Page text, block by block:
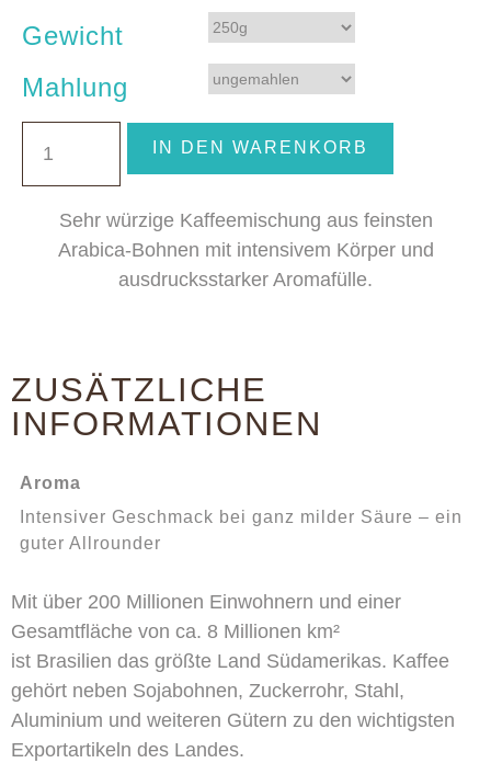
Gewicht
Mahlung
IN DEN WARENKORB
Sehr würzige Kaffeemischung aus feinsten
Arabica-Bohnen mit intensivem Körper und
ausdrucksstarker Aromafülle.
ZUSÄTZLICHE
INFORMATIONEN
Aroma
Intensiver Geschmack bei ganz milder Säure – ein
guter Allrounder
Mit über 200 Millionen Einwohnern und einer
Gesamtfläche von ca. 8 Millionen km²
ist Brasilien das größte Land Südamerikas. Kaffee
gehört neben Sojabohnen, Zuckerrohr, Stahl,
Aluminium und weiteren Gütern zu den wichtigsten
Exportartikeln des Landes.